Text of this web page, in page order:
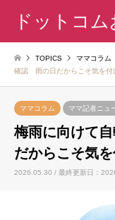
ドットコ
TOPICS ママコラム
確認 雨の日だからこそ気を付
ママコラム ママ記者ニュ
梅雨に向けて
だからこそ気
2026.05.30 / 最終更新日：